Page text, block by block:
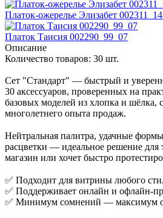
Платок-ожерелье Элизабет
Платок Таисия 002290_99_07
Описание
Количество товаров: 30 шт.
Сет "Стандарт" — быстрый и
30 аксессуаров, проверенных на
базовых моделей из хлопка и шёлка,
многолетнего опыта продаж.
Нейтральная палитра, удачные
расцветки — идеальное решение для
магазин или хочет быстро
✅ Подходит для витрины любого
✅ Поддерживает онлайн и офлайн-
✅ Минимум сомнений — максимум